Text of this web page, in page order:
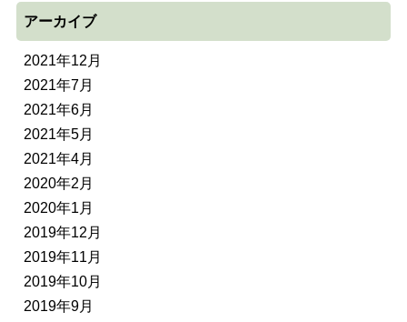
アーカイブ
2021年12月
2021年7月
2021年6月
2021年5月
2021年4月
2020年2月
2020年1月
2019年12月
2019年11月
2019年10月
2019年9月